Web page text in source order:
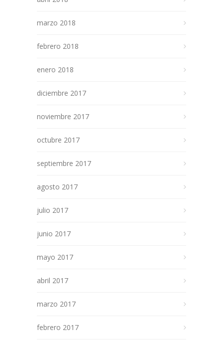
marzo 2018
febrero 2018
enero 2018
diciembre 2017
noviembre 2017
octubre 2017
septiembre 2017
agosto 2017
julio 2017
junio 2017
mayo 2017
abril 2017
marzo 2017
febrero 2017